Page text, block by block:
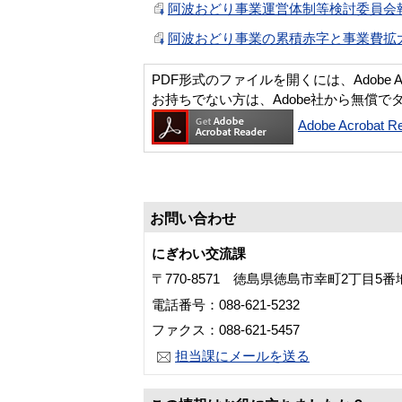
阿波おどり事業運営体制等検討委員
阿波おどり事業の累積赤字と事業費
PDF形式のファイルを開くには、Adobe
お持ちでない方は、Adobe社から無償で
Adobe Acrobat
お問い合わせ
にぎわい交流課
〒770-8571 徳島県徳島市幸町2丁目5番
電話番号：088-621-5232
ファクス：088-621-5457
担当課にメールを送る